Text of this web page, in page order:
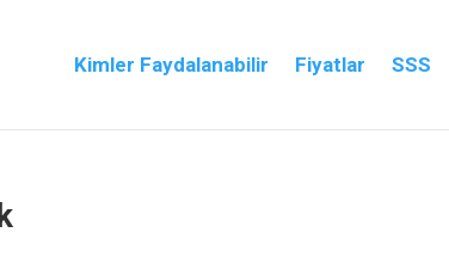
Kimler Faydalanabilir Fiyatlar SSS